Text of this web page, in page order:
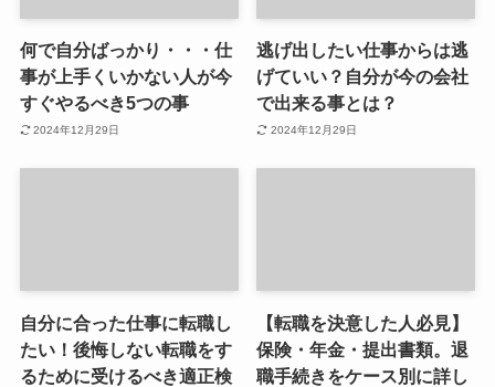
何で自分ばっかり・・・仕
事が上手くいかない人が今
すぐやるべき5つの事
2024年12月29日
逃げ出したい仕事からは逃
げていい？自分が今の会社
で出来る事とは？
2024年12月29日
自分に合った仕事に転職し
たい！後悔しない転職をす
るために受けるべき適正検
【転職を決意した人必見】
保険・年金・提出書類。退
職手続きをケース別に詳し